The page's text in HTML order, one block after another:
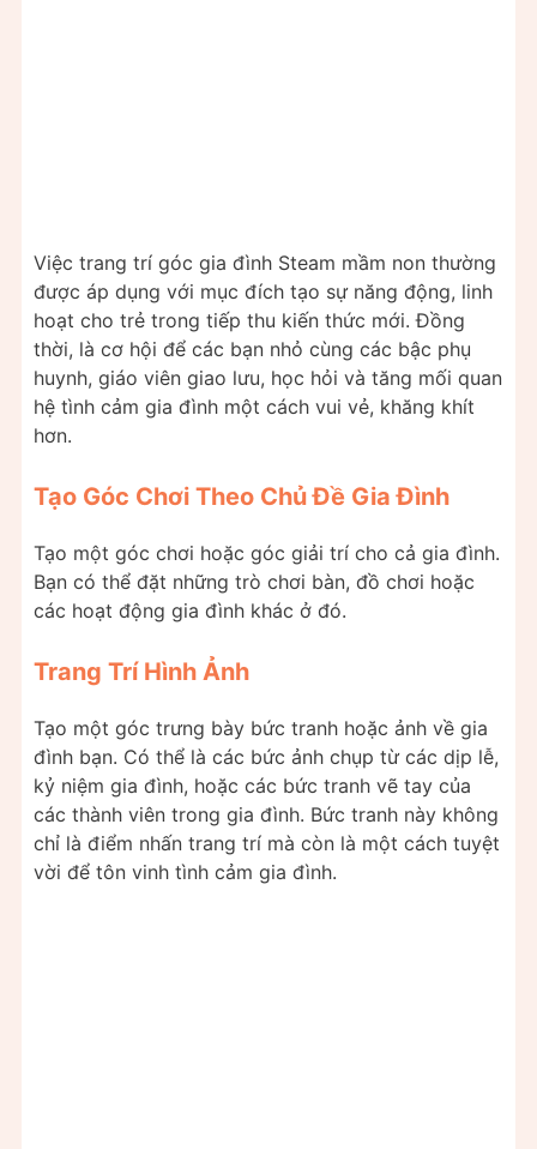
Việc trang trí góc gia đình Steam mầm non thường
được áp dụng với mục đích tạo sự năng động, linh
hoạt cho trẻ trong tiếp thu kiến thức mới. Đồng
thời, là cơ hội để các bạn nhỏ cùng các bậc phụ
huynh, giáo viên giao lưu, học hỏi và tăng mối quan
hệ tình cảm gia đình một cách vui vẻ, khăng khít
hơn.
Tạo Góc Chơi Theo Chủ Đề Gia Đình
Tạo một góc chơi hoặc góc giải trí cho cả gia đình.
Bạn có thể đặt những trò chơi bàn, đồ chơi hoặc
các hoạt động gia đình khác ở đó.
Trang Trí Hình Ảnh
Tạo một góc trưng bày bức tranh hoặc ảnh về gia
đình bạn. Có thể là các bức ảnh chụp từ các dịp lễ,
kỷ niệm gia đình, hoặc các bức tranh vẽ tay của
các thành viên trong gia đình. Bức tranh này không
chỉ là điểm nhấn trang trí mà còn là một cách tuyệt
vời để tôn vinh tình cảm gia đình.